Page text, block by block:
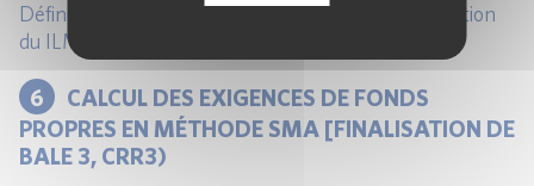
Définition, principes de calcul et exemple d’application
du ILM (internal Loss Multiplier).
6
CALCUL DES EXIGENCES DE FONDS
PROPRES EN MÉTHODE SMA [FINALISATION DE
BALE 3, CRR3)